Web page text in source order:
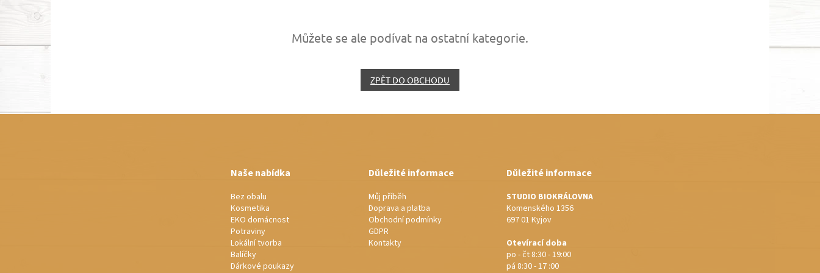
Můžete se ale podívat na ostatní kategorie.
ZPĚT DO OBCHODU
Naše nabídka
Bez obalu
Kosmetika
EKO domácnost
Potraviny
Lokální tvorba
Balíčky
Dárkové poukazy
Důležité informace
Můj příběh
Doprava a platba
Obchodní podmínky
GDPR
Kontakty
Důležité informace
STUDIO BIOKRÁLOVNA
Komenského 1356
697 01 Kyjov
Otevírací doba
po - čt 8:30 - 19:00
pá 8:30 - 17 :00